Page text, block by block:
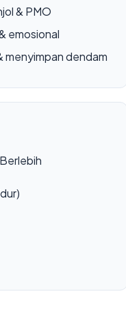
& PMO
emosional
menyimpan dendam